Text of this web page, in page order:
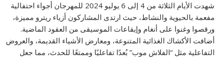
شهدت الأيام الثلاثة من 4 إلى 6 يوليو 2024 للمهرجان أجواء احتفالية
مفعمة بالحيوية والنشاط، حيث ارتدى المشاركون أزياء ريترو مميزة،
ورقصوا وغنوا على أنغام وإيقاعات الموسيقى من العقود الماضية.
أضافت الأكشاك الغذائية المتنوعة، ومعارض الأشياء القديمة، والعروض
التفاعلية مثل “الفلاش موب” بُعدًا تفاعليًا وممتعًا للحدث، مما جعل